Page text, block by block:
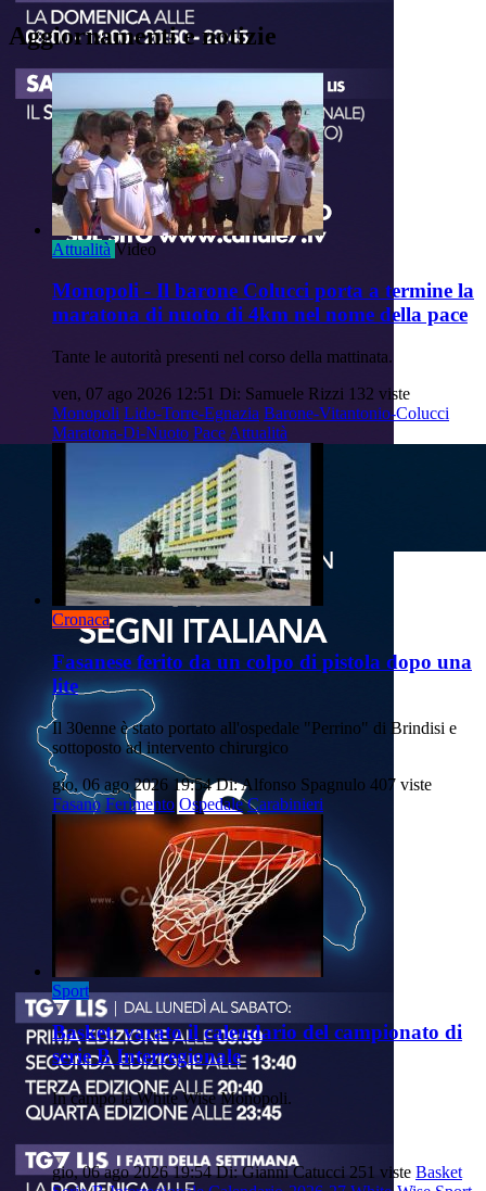
Aggiornamenti e notizie
Attualità Video
Monopoli - Il barone Colucci porta a termine la
maratona di nuoto di 4km nel nome della pace
Tante le autorità presenti nel corso della mattinata.
ven, 07 ago 2026 12:51 Di: Samuele Rizzi 132 viste
Monopoli Lido-Torre-Egnazia Barone-Vitantonio-Colucci
Maratona-Di-Nuoto Pace Attualità
Cronaca
Fasanese ferito da un colpo di pistola dopo una
lite
Il 30enne è stato portato all'ospedale "Perrino" di Brindisi e
sottoposto ad intervento chirurgico
gio, 06 ago 2026 19:54 Di: Alfonso Spagnulo 407 viste
Fasano Ferimento Ospedale Carabinieri
Sport
Basket: varato il calendario del campionato di
serie B Interregionale
In campo la White Wise Monopoli.
gio, 06 ago 2026 19:54 Di: Gianni Catucci 251 viste Basket